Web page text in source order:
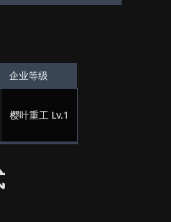
企业等级
樱叶重工 Lv.1